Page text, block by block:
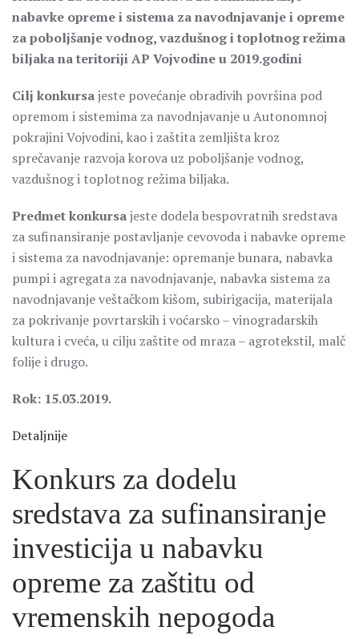
nabavke opreme i sistema za navodnjavanje i opreme
za poboljšanje vodnog, vazdušnog i toplotnog režima
biljaka na teritoriji AP Vojvodine u 2019.godini
Cilj konkursajeste povećanje obradivih površina pod
opremom i sistemima za navodnjavanje u Autonomnoj
pokrajini Vojvodini, kao i zaštita zemljišta kroz
sprečavanje razvoja korova uz poboljšanje vodnog,
vazdušnog i toplotnog režima biljaka.
Predmet konkursajeste dodela bespovratnih sredstava
za sufinansiranje postavljanje cevovoda i nabavke opreme
i sistema za navodnjavanje: opremanje bunara, nabavka
pumpi i agregata za navodnjavanje, nabavka sistema za
navodnjavanje veštačkom kišom, subirigacija, materijala
za pokrivanje povrtarskih i voćarsko – vinogradarskih
kultura i cveća, u cilju zaštite od mraza – agrotekstil, malč
folije i drugo.
Rok: 15.03.2019.
Detaljnije
Konkurs za dodelu
sredstava za sufinansiranje
investicija u nabavku
opreme za zaštitu od
vremenskih nepogoda